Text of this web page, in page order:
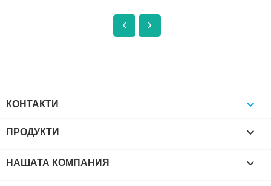
КОНТАКТИ 
ПРОДУКТИ 
НАШАТА КОМПАНИЯ 